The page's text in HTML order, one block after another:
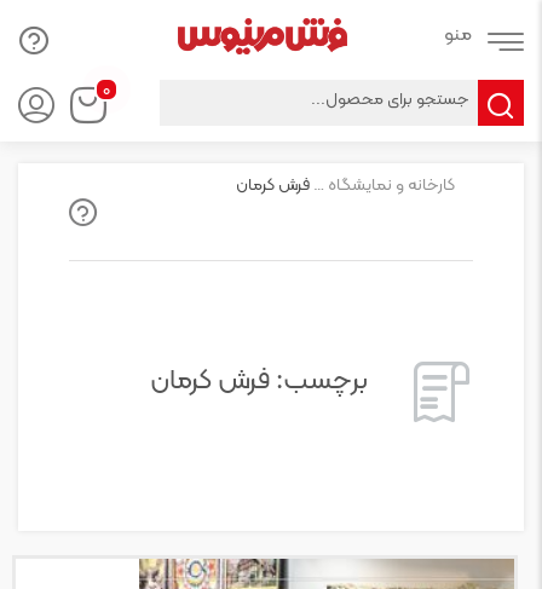
۰
Products
search
کارخانه و نمایشگاه فرش ماشینی مرینوسفرش کرمان
برچسب:فرش کرمان